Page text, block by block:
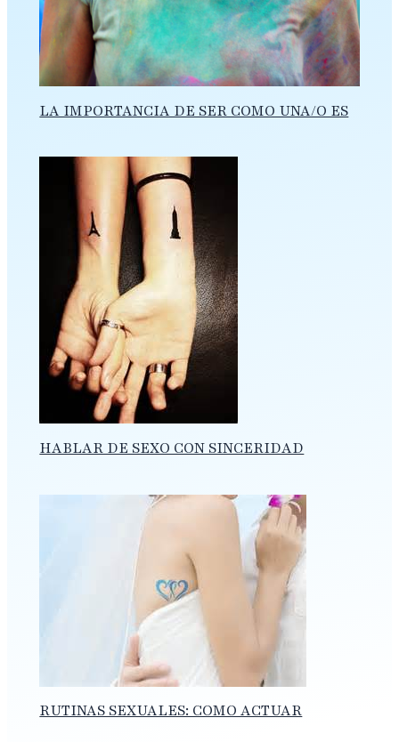
LA IMPORTANCIA DE SER COMO UNA/O ES
HABLAR DE SEXO CON SINCERIDAD
RUTINAS SEXUALES: COMO ACTUAR